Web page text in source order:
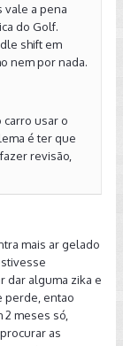
vale a pena
do Golf.
shift em
nem por nada.
carro usar o
é ter que
revisão,
mais ar gelado
dar alguma zika e
perde, entao
meses só,
as